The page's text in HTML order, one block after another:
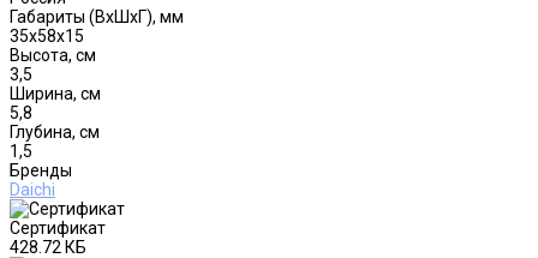
Габариты (ВxШxГ), мм
35x58x15
Высота, см
3,5
Ширина, см
5,8
Глубина, см
1,5
Бренды
Daichi
Сертификат
428.72 КБ